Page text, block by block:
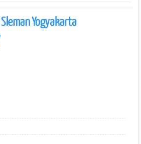
Yogyakarta